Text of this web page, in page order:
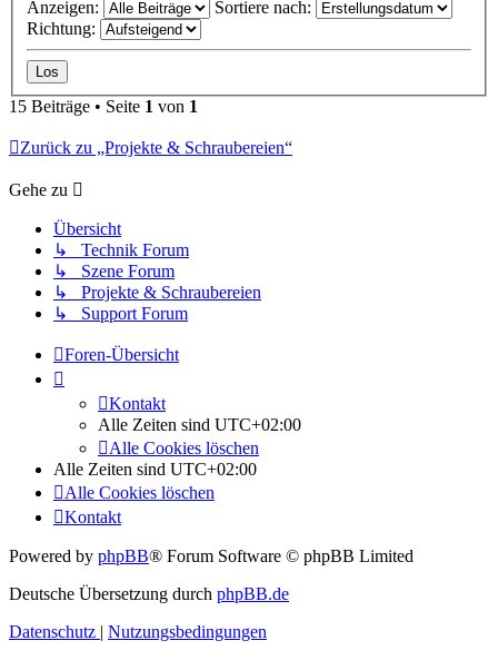
Anzeigen:
Sortiere nach:
Richtung:
15 Beiträge • Seite 1 von 1
Zurück zu „Projekte & Schraubereien“
Gehe zu
Übersicht
↳ Technik Forum
↳ Szene Forum
↳ Projekte & Schraubereien
↳ Support Forum
Foren-Übersicht
Kontakt
Alle Zeiten sind UTC+02:00
Alle Cookies löschen
Alle Zeiten sind UTC+02:00
Alle Cookies löschen
Kontakt
Powered by phpBB® Forum Software © phpBB Limited
Deutsche Übersetzung durch phpBB.de
Datenschutz | Nutzungsbedingungen